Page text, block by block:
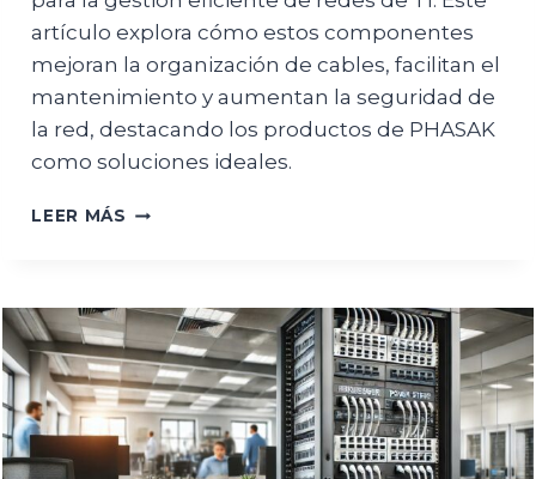
artículo explora cómo estos componentes
mejoran la organización de cables, facilitan el
mantenimiento y aumentan la seguridad de
la red, destacando los productos de PHASAK
como soluciones ideales.
LEER MÁS VENTAJAS
DE
TRANSFERENCIA
EN
INSTALACIONES
DE
RED